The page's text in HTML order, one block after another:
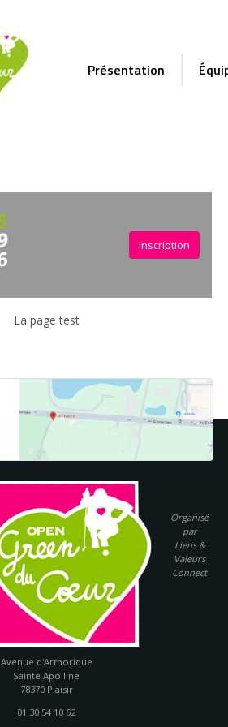
Inscription
Présentation
La page test
Organisé
par
Liens &
Valeurs
Connect
Golf Isabella
Avenue d'Armorique
Sainte Apolline
78370 Plaisir
01 30 54 10 62